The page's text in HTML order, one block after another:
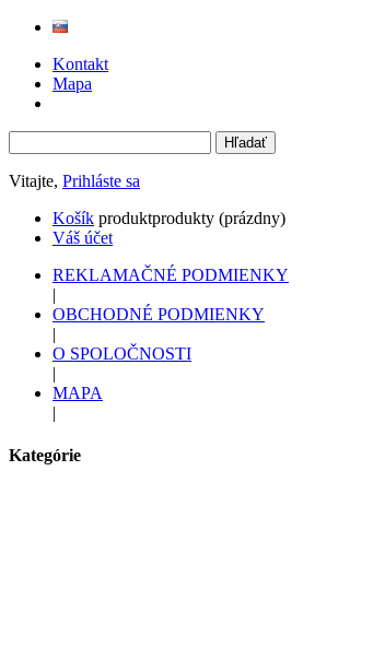
Kontakt
Mapa
Vitajte, Prihláste sa
Košík produktprodukty (prázdny)
Váš účet
REKLAMAČNÉ PODMIENKY
|
OBCHODNÉ PODMIENKY
|
O SPOLOČNOSTI
|
MAPA
|
Kategórie